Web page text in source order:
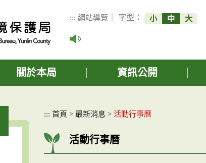
::: 網站導覽 ｜ 字型： 小 中 大
關於本局 資訊公開
::: 首頁 > 最新消息 > 活動行事曆
活動行事曆